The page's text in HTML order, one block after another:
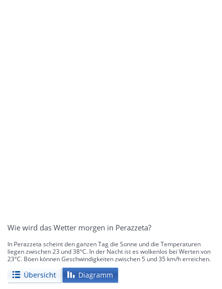
Wie wird das Wetter morgen in Perazzeta?
In Perazzeta scheint den ganzen Tag die Sonne und die Temperaturen
liegen zwischen 23 und 38°C. In der Nacht ist es wolkenlos bei Werten von
23°C. Böen können Geschwindigkeiten zwischen 5 und 35 km/h erreichen.
Übersicht Diagramm